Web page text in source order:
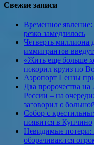
Свежие записи
Временное
резко замедлилось
Четверть миллиона
иммигрантов
«Жить еще больше
покорил круиз по
Аэропорт Пензы
Два пророчества на
России – на
заговорил о
Собор с
появится в Купчино
Невидимые потери:
оборачиваются